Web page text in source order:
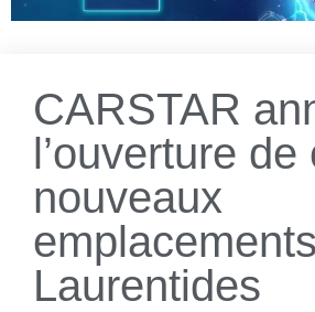
CARSTAR
l’ouverture de
nouveaux
Laurentides